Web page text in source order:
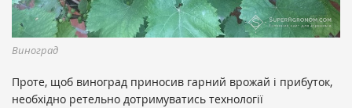
Виноград
Проте, щоб виноград приносив гарний врожай і прибуток,
необхідно ретельно дотримуватись технології